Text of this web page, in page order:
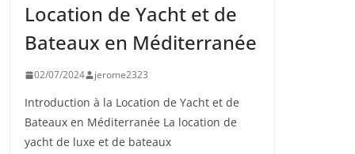
Location de Yacht et de
Bateaux en Méditerranée
02/07/2024 jerome2323
Introduction à la Location de Yacht et de
Bateaux en Méditerranée La location de
yacht de luxe et de bateaux